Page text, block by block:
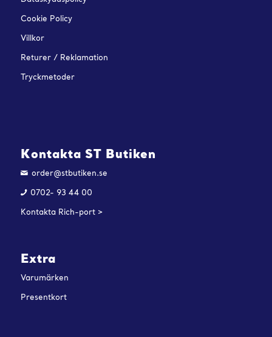
Cookie Policy
Villkor
Returer / Reklamation
Tryckmetoder
Kontakta ST Butiken
order@stbutiken.se
0702- 93 44 00
Kontakta Rich-port >
Extra
Varumärken
Presentkort